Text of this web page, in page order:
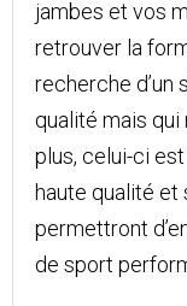
jambes et vos
retrouver la
recherche d’un
qualité mais
plus, celui-ci
haute qualité et
permettront
de sport